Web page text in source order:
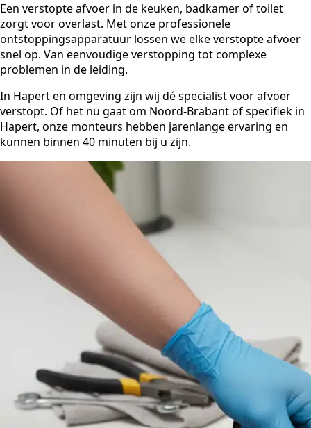
Een verstopte afvoer in de keuken, badkamer of toilet
zorgt voor overlast. Met onze professionele
ontstoppingsapparatuur lossen we elke verstopte afvoer
snel op. Van eenvoudige verstopping tot complexe
problemen in de leiding.
In Hapert en omgeving zijn wij dé specialist voor afvoer
verstopt. Of het nu gaat om Noord-Brabant of specifiek in
Hapert, onze monteurs hebben jarenlange ervaring en
kunnen binnen 40 minuten bij u zijn.